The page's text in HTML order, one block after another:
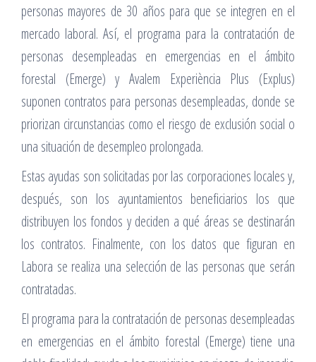
personas mayores de 30 años para que se integren en el
mercado laboral. Así, el programa para la contratación de
personas desempleadas en emergencias en el ámbito
forestal (Emerge) y Avalem Experiència Plus (Explus)
suponen contratos para personas desempleadas, donde se
priorizan circunstancias como el riesgo de exclusión social o
una situación de desempleo prolongada.
Estas ayudas son solicitadas por las corporaciones locales y,
después, son los ayuntamientos beneficiarios los que
distribuyen los fondos y deciden a qué áreas se destinarán
los contratos. Finalmente, con los datos que figuran en
Labora se realiza una selección de las personas que serán
contratadas.
El programa para la contratación de personas desempleadas
en emergencias en el ámbito forestal (Emerge) tiene una